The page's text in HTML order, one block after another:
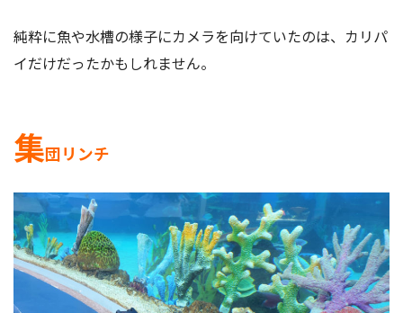
純粋に魚や水槽の様子にカメラを向けていたのは、カリパ
イだけだったかもしれません。
集団リンチ